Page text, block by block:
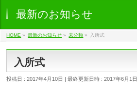
最新のお知らせ
HOME » 最新のお知らせ » 未分類 » 入所式
入所式
投稿日 : 2017年4月10日 最終更新日時 : 2017年6月1日